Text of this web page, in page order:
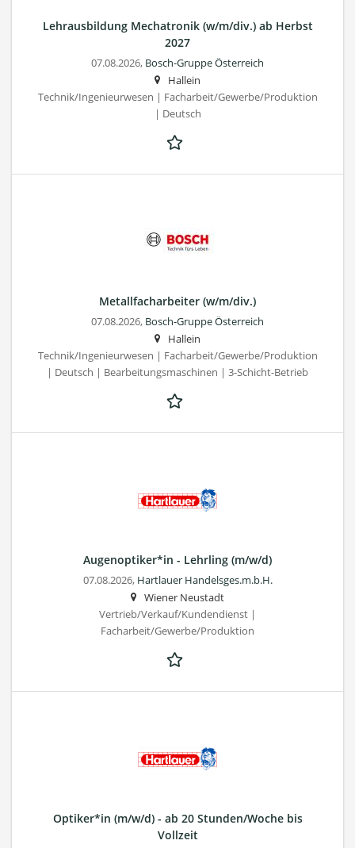
Lehrausbildung Mechatronik (w/m/div.) ab Herbst
2027
07.08.2026, Bosch-Gruppe Österreich
Hallein
Technik/Ingenieurwesen | Facharbeit/Gewerbe/Produktion
| Deutsch
Metallfacharbeiter (w/m/div.)
07.08.2026, Bosch-Gruppe Österreich
Hallein
Technik/Ingenieurwesen | Facharbeit/Gewerbe/Produktion
| Deutsch | Bearbeitungsmaschinen | 3-Schicht-Betrieb
Augenoptiker*in - Lehrling (m/w/d)
07.08.2026, Hartlauer Handelsges.m.b.H.
Wiener Neustadt
Vertrieb/Verkauf/Kundendienst |
Facharbeit/Gewerbe/Produktion
Optiker*in (m/w/d) - ab 20 Stunden/Woche bis
Vollzeit